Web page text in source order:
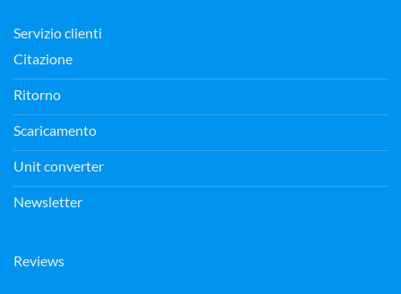
Servizio clienti
Citazione
Ritorno
Scaricamento
Unit converter
Newsletter
Reviews